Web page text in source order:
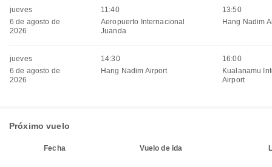
jueves
6 de agosto de
2026
11:40
Aeropuerto Internacional
Juanda
13:50
Hang Nadim
jueves
6 de agosto de
2026
14:30
Hang Nadim Airport
16:00
Kualanamu
Airport
Próximo vuelo
Fecha Vuelo de ida